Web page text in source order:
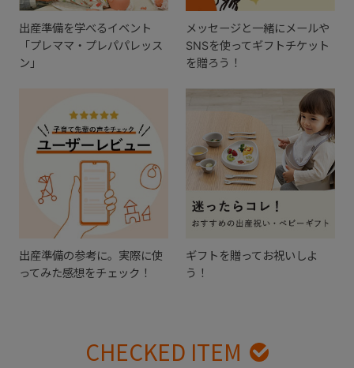
出産準備を学べるイベント
「プレママ・プレパパレッス
ン」
メッセージと一緒にメールや
SNSを使ってギフトチケット
を贈ろう！
出産準備の参考に。実際に使
ってみた感想をチェック！
ギフトを贈ってお祝いしよ
う！
CHECKED ITEM